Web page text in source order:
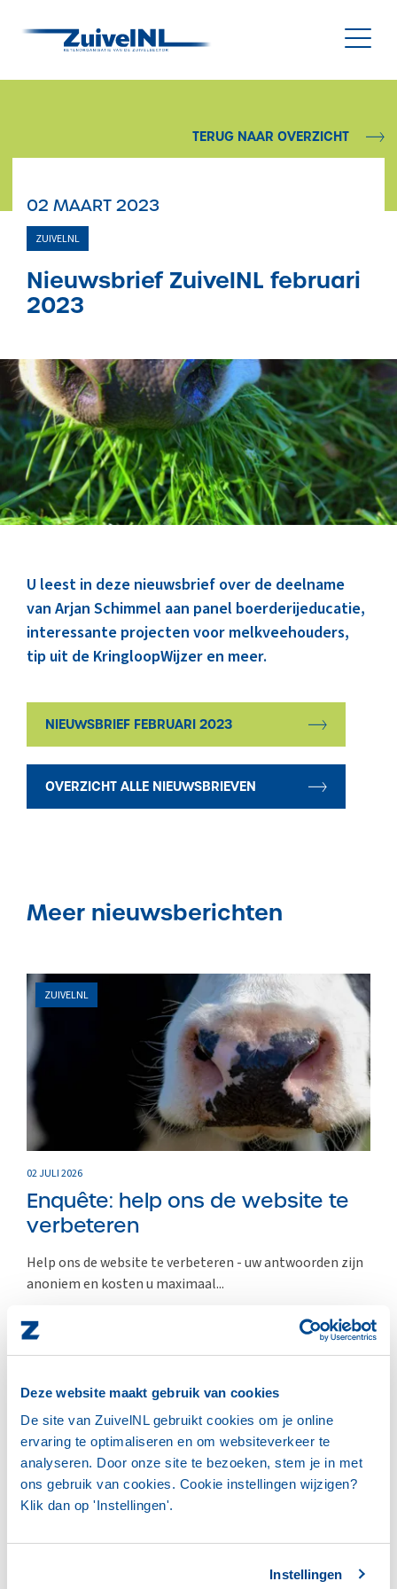
Deze website maakt gebruik van cookies
De site van ZuivelNL gebruikt cookies om je online
ervaring te optimaliseren en om websiteverkeer te
analyseren. Door onze site te bezoeken, stem je in met
ons gebruik van cookies. Cookie instellingen wijzigen?
Klik dan op 'Instellingen'.
Instellingen
Duurzaamheid
Diergezondheid
Onderzoek & Innovatie
Gegevensbeheer & Verstrekking
Marktinformatie
Thema’s & Over ZuivelNL
TERUG NAAR OVERZICHT
02 MAART 2023
ZUIVELNL
Nieuwsbrief ZuivelNL februari
2023
U leest in deze nieuwsbrief over de deelname
van Arjan Schimmel aan panel boerderijeducatie,
interessante projecten voor melkveehouders,
tip uit de KringloopWijzer en meer.
NIEUWSBRIEF FEBRUARI 2023
OVERZICHT ALLE NIEUWSBRIEVEN
Meer nieuwsberichten
ZUIVELNL
02 JULI 2026
Enquête: help ons de website te
verbeteren
Help ons de website te verbeteren - uw antwoorden zijn
anoniem en kosten u maximaal...
ZUIVELNL